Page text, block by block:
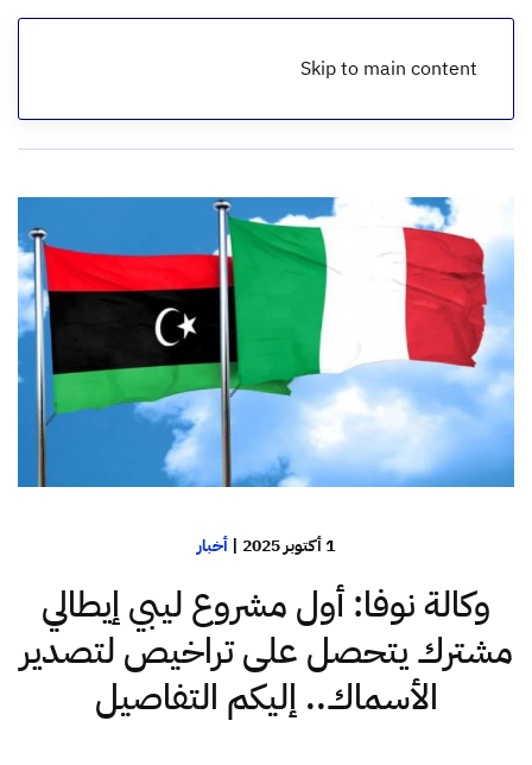
Skip to main content
الرئيسية
1 أكتوبر 2025 | أخبار
وكالة نوفا: أول مشروع ليبي إيطالي
مشترك يتحصل على تراخيص لتصدير
الأسماك.. إليكم التفاصيل